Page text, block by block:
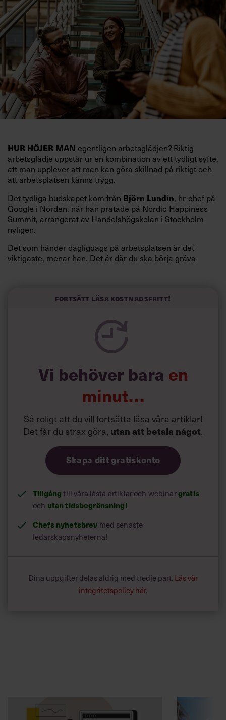
HUR HÖJER MAN egentligen arbetsglädjen? Riktig
arbetsglädje uppstår ur en kombination av ett tydligt syfte,
att man upplever att man kan göra skillnad på riktigt och
att arbetsplatsen känns trygg.
Det tydliga budskapet kom från Björn Lundin, hr-chef på
Google i Norden, när han pratade på Nordic Happiness
Summit, arrangerat av Handelshögskolan i Stockholm
nyligen.
Det som händer dagligdags på arbetsplatsen är det
viktigaste, menar han. Det är där du ska börja gräva
och höjt arbetsglädjen på Google:
Fortsätt läsa kostnadsfritt!
Vi behöver bara en
minut…
Så roligt att du vill fortsätta läsa våra artiklar!
Det får du strax göra, utan att betala något.
Skapa ditt gratiskonto
Tillgångtill våra låsta artiklar och webinargratis
och utan tidsbegränsning!
Chefs nyhetsbrev med senaste
ledarskapsnyheterna!
Dina uppgifter delas aldrig med tredje part. Läs vår
integritetspolicy här.